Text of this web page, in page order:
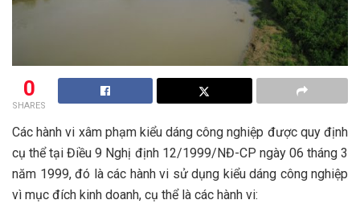
0
SHARES
Các hành vi xâm phạm kiểu dáng công nghiệp được quy định
cụ thể tại Điều 9 Nghị định 12/1999/NĐ-CP ngày 06 tháng 3
năm 1999, đó là các hành vi sử dụng kiểu dáng công nghiệp
vì mục đích kinh doanh, cụ thể là các hành vi: